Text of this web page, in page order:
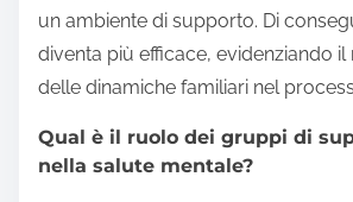
un ambiente di supporto. Di
diventa più efficace, evidenziando
delle dinamiche familiari nel
Qual è il ruolo dei gruppi di
nella salute mentale?